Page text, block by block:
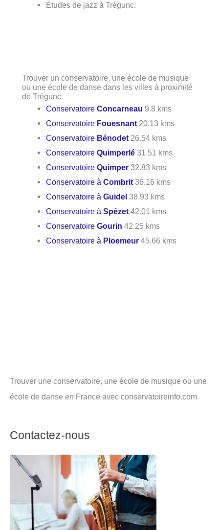
Études de jazz à Trégunc.
Trouver un conservatoire, une école de musique
ou une école de danse dans les villes à proximité
de Trégunc
ConservatoireConcarneau 9.8 kms
Conservatoire Fouesnant 20.13 kms
Conservatoire Bénodet 26.54 kms
ConservatoireQuimperlé 31.51 kms
ConservatoireQuimper 32.83 kms
Conservatoire àCombrit 36.16 kms
Conservatoire àGuidel 38.93 kms
Conservatoire àSpézet 42.01 kms
ConservatoireGourin 42.25 kms
Conservatoire à Ploemeur 45.66 kms
Trouver une conservatoire, une école de musique ou une
école de danse en France avec conservatoireinfo.com
Contactez-nous